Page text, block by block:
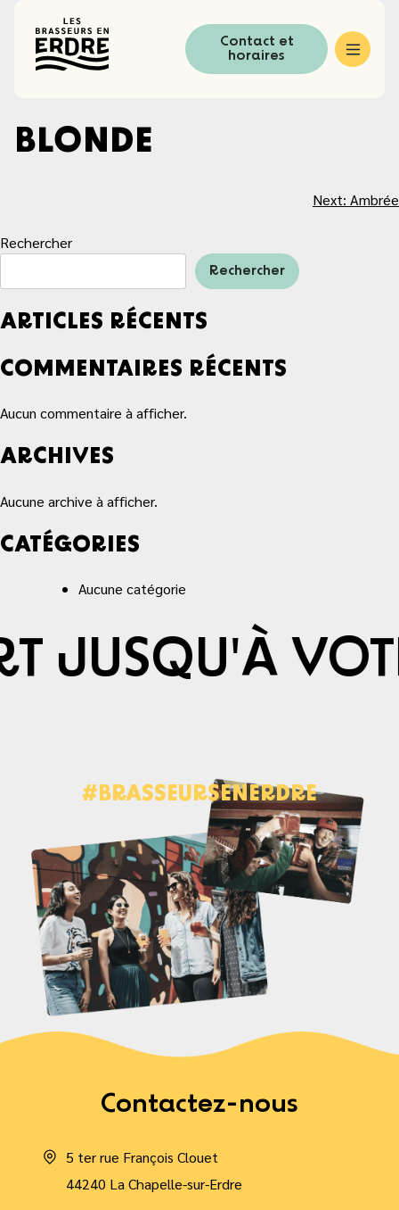
content
Contact et
horaires
BLONDE
L’ARTICLE
Next: Ambrée
Rechercher
Rechercher
ARTICLES RÉCENTS
COMMENTAIRES RÉCENTS
Aucun commentaire à afficher.
ARCHIVES
Aucune archive à afficher.
CATÉGORIES
Aucune catégorie
JUSQU'À
#BRASSEURSENERDRE
Contactez-nous
5 ter rue François Clouet
44240 La Chapelle-sur-Erdre